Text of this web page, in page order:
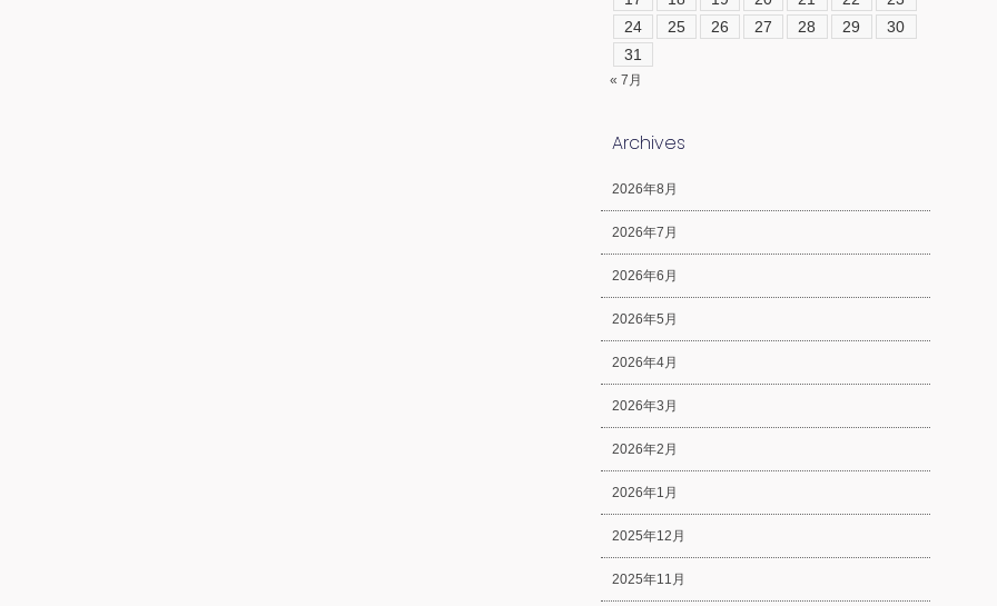
24
25 26 27 28 29
30
31
« 7月
Archives
2026年8月
2026年7月
2026年6月
2026年5月
2026年4月
2026年3月
2026年2月
2026年1月
2025年12月
2025年11月